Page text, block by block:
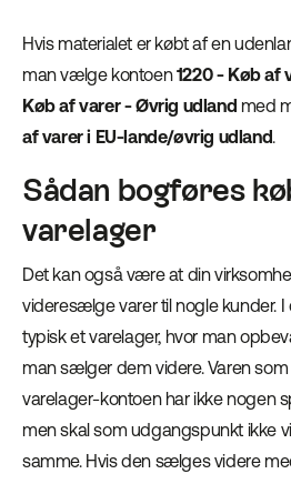
Hvis materialet er købt af en
man vælge kontoen1220 - Køb af
Køb af varer - Øvrig udland med
af varer i EU-lande/øvrig udland.
Sådan bogføres
varelager
Det kan også være at din
videresælge varer til nogle kunder.
typisk et varelager, hvor man
man sælger dem videre. Varen
varelager-kontoen har ikke nogen
men skal som udgangspunkt ikke
samme. Hvis den sælges videre